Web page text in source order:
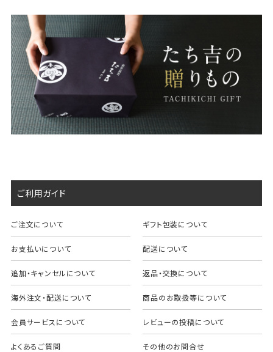
ご利用ガイド
ご注文について ギフト包装について
お支払いについて 配送について
追加・キャンセルについて 返品・交換について
海外注文・配送について 商品のお取扱等について
会員サービスについて レビューの投稿について
よくあるご質問 その他のお問合せ